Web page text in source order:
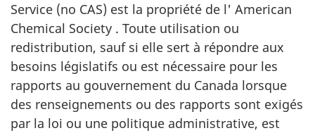
Service (no CAS) est la propriété de l' American
Chemical Society . Toute utilisation ou
redistribution, sauf si elle sert à répondre aux
besoins législatifs ou est nécessaire pour les
rapports au gouvernement du Canada lorsque
des renseignements ou des rapports sont exigés
par la loi ou une politique administrative, est